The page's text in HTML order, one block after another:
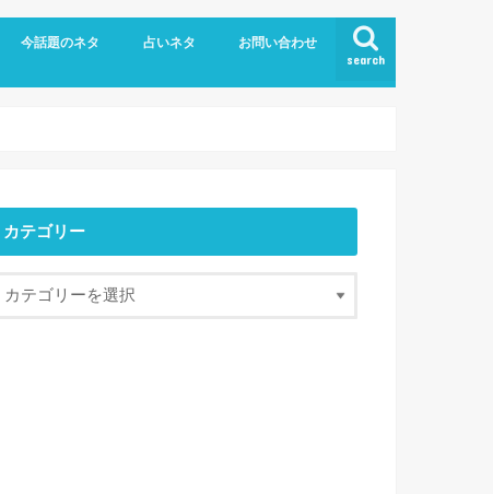
search
今話題のネタ 占いネタ お問い合わせ
カテゴリー